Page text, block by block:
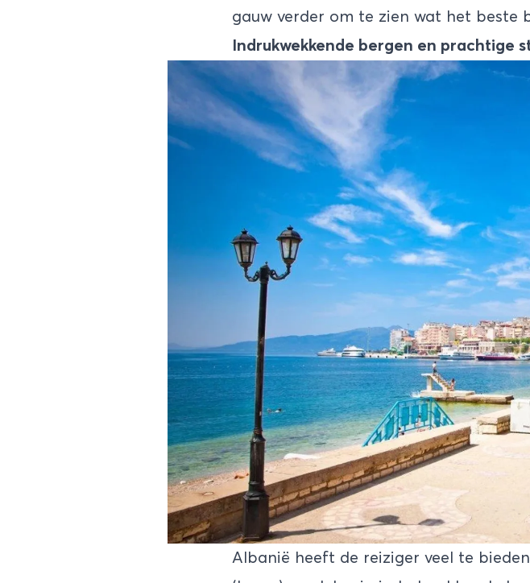
gauw verder om te zien wat het beste
Indrukwekkende bergen en prachtige
Albanië heeft de reiziger veel te